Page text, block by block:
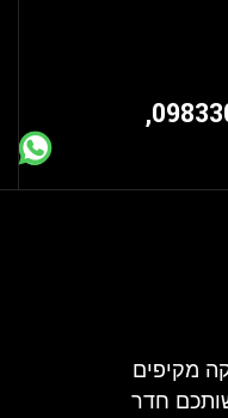
098330523,
מקיפים
חדר